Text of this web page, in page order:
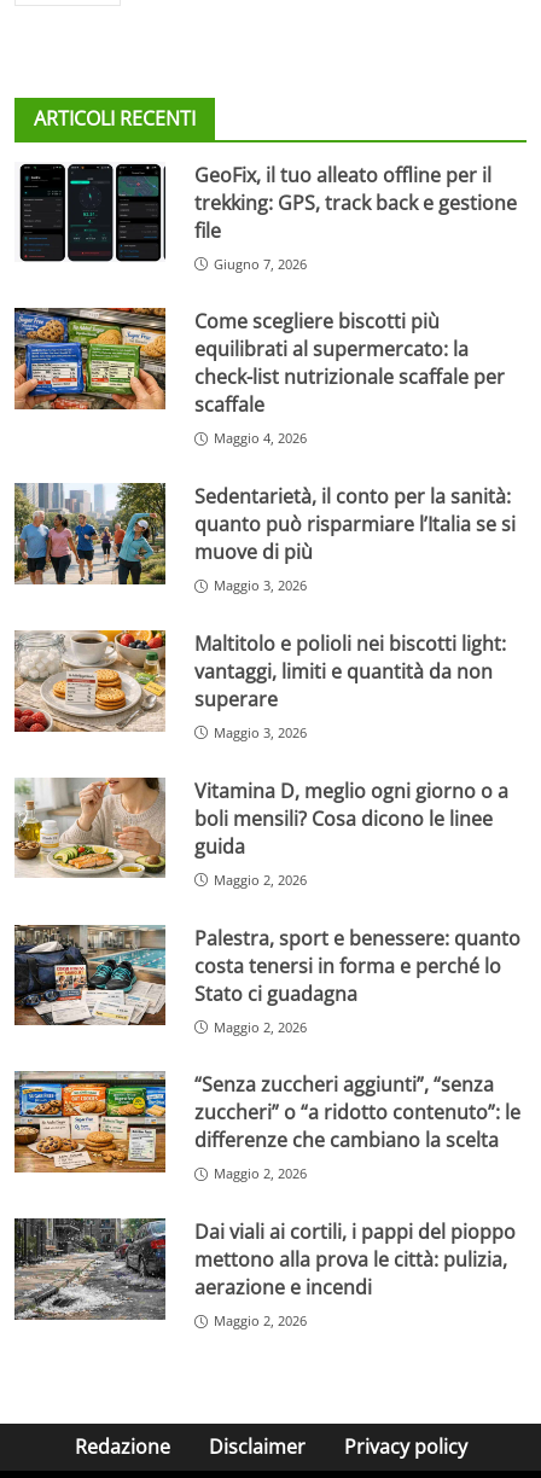
ARTICOLI RECENTI
GeoFix, il tuo alleato offline per il
trekking: GPS, track back e gestione
file
Giugno 7, 2026
Come scegliere biscotti più
equilibrati al supermercato: la
check-list nutrizionale scaffale per
scaffale
Maggio 4, 2026
Sedentarietà, il conto per la sanità:
quanto può risparmiare l’Italia se si
muove di più
Maggio 3, 2026
Maltitolo e polioli nei biscotti light:
vantaggi, limiti e quantità da non
superare
Maggio 3, 2026
Vitamina D, meglio ogni giorno o a
boli mensili? Cosa dicono le linee
guida
Maggio 2, 2026
Palestra, sport e benessere: quanto
costa tenersi in forma e perché lo
Stato ci guadagna
Maggio 2, 2026
“Senza zuccheri aggiunti”, “senza
zuccheri” o “a ridotto contenuto”: le
differenze che cambiano la scelta
Maggio 2, 2026
Dai viali ai cortili, i pappi del pioppo
mettono alla prova le città: pulizia,
aerazione e incendi
Maggio 2, 2026
Redazione Disclaimer Privacy policy